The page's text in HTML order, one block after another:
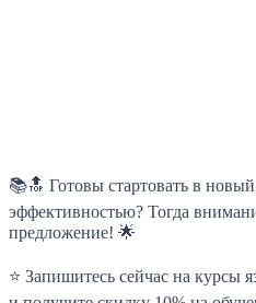
📚🔝 Готовы стартовать в
эффективностью? Тогда
предложение! 🌟⁣⁣⠀
⭐️ Запишитесь сейчас на курсы